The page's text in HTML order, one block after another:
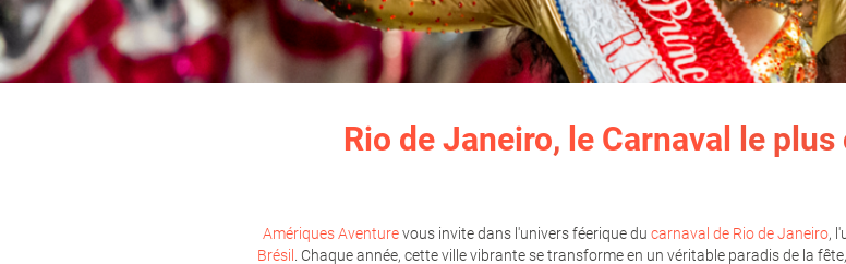
Rio de Janeiro, le Carnaval le
Amériques Aventurevous invite dans l'univers féerique du carnaval de Rio de Janeiro,
Brésil
. Chaque année, cette ville vibrante se transforme en un véritable paradis de la